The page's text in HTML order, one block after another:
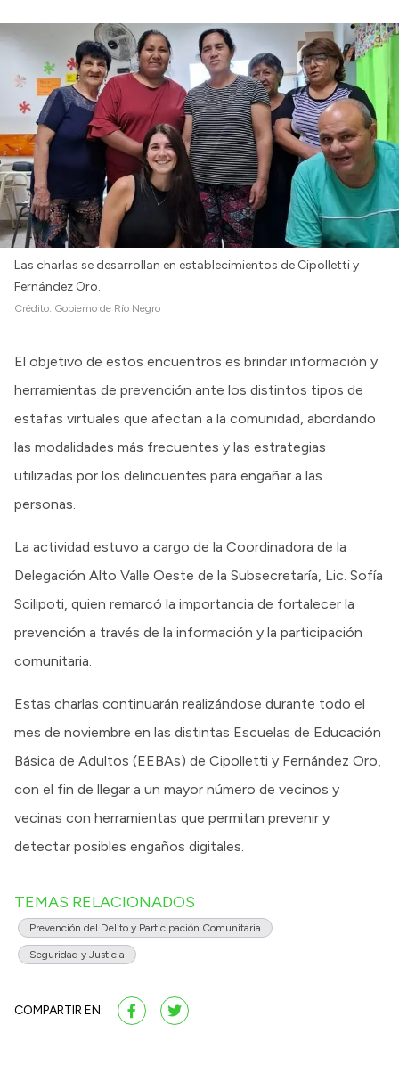
Las charlas se desarrollan en establecimientos de Cipolletti y
Fernández Oro.
Crédito: Gobierno de Río Negro
El objetivo de estos encuentros es brindar información y
herramientas de prevención ante los distintos tipos de
estafas virtuales que afectan a la comunidad, abordando
las modalidades más frecuentes y las estrategias
utilizadas por los delincuentes para engañar a las
personas.
La actividad estuvo a cargo de la Coordinadora de la
Delegación Alto Valle Oeste de la Subsecretaría, Lic. Sofía
Scilipoti, quien remarcó la importancia de fortalecer la
prevención a través de la información y la participación
comunitaria.
Estas charlas continuarán realizándose durante todo el
mes de noviembre en las distintas Escuelas de Educación
Básica de Adultos (EEBAs) de Cipolletti y Fernández Oro,
con el fin de llegar a un mayor número de vecinos y
vecinas con herramientas que permitan prevenir y
detectar posibles engaños digitales.
TEMAS RELACIONADOS
Prevención del Delito y Participación Comunitaria
Seguridad y Justicia
COMPARTIR EN: